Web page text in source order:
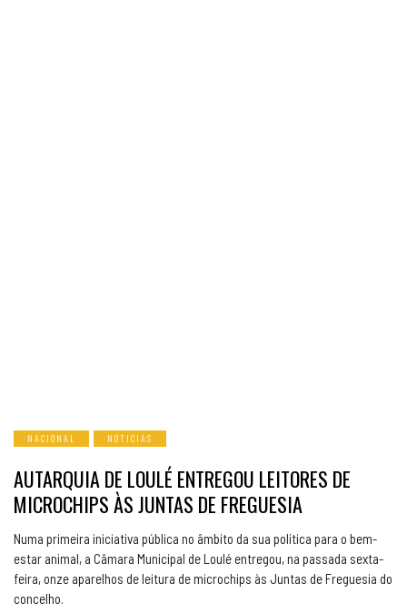
NACIONAL NOTICIAS
AUTARQUIA DE LOULÉ ENTREGOU LEITORES DE
MICROCHIPS ÀS JUNTAS DE FREGUESIA
Numa primeira iniciativa pública no âmbito da sua política para o bem-
estar animal, a Câmara Municipal de Loulé entregou, na passada sexta-
feira, onze aparelhos de leitura de microchips às Juntas de Freguesia do
concelho.